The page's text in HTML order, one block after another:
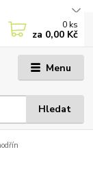
Menu
Hledat
0 ks
za 0,00 Kč